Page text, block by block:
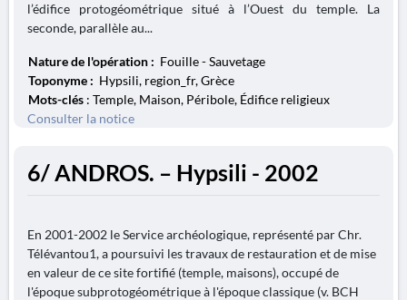
l’édifice protogéométrique situé à l’Ouest du temple. La
seconde, parallèle au...
Nature de l'opération : Fouille - Sauvetage
Toponyme : Hypsili, region_fr, Grèce
Mots-clés : Temple, Maison, Péribole, Édifice religieux
Consulter la notice
6/ ANDROS. – Hypsili - 2002
En 2001-2002 le Service archéologique, représenté par Chr.
Télévantou1, a poursuivi les travaux de restauration et de mise
en valeur de ce site fortifié (temple, maisons), occupé de
l'époque subprotogéométrique à l'époque classique (v. BCH